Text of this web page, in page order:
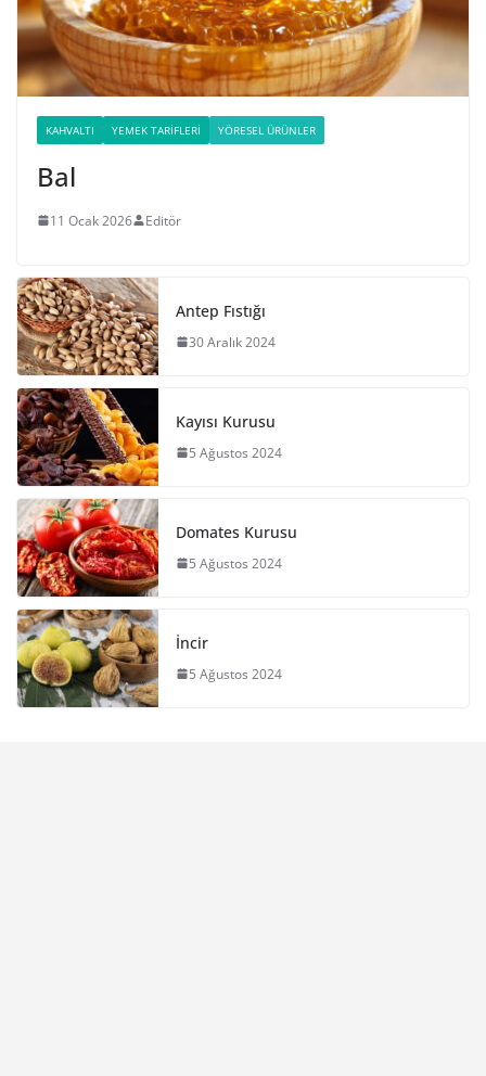
KAHVALTI YEMEK TARIFLERI YÖRESEL ÜRÜNLER
Bal
11 Ocak 2026 Editör
Antep Fıstığı
30 Aralık 2024
Kayısı Kurusu
5 Ağustos 2024
Domates Kurusu
5 Ağustos 2024
İncir
5 Ağustos 2024